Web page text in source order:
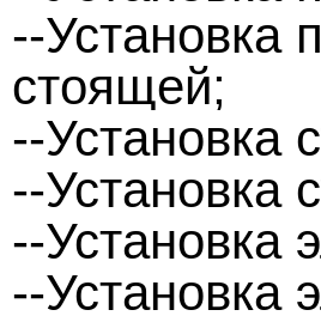
--Установка
стоящей;
--Установка
--
--Установка
--Установка